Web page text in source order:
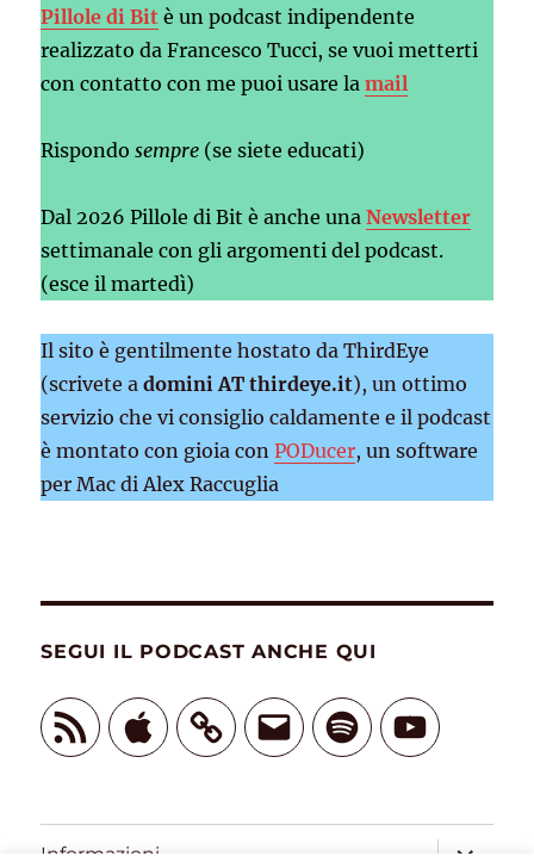
Pillole di Bit è un podcast indipendente
realizzato da Francesco Tucci, se vuoi metterti
con contatto con me puoi usare lamail
Rispondosempre (se siete educati)
Dal 2026 Pillole di Bit è anche unaNewsletter
settimanale con gli argomenti del podcast.
(esce il martedì)
Il sito è gentilmente hostato da ThirdEye
(scrivete adomini AT thirdeye.it), un ottimo
servizio che vi consiglio caldamente e il podcast
è montato con gioia conPODucer, un software
per Mac di Alex Raccuglia
SEGUI IL PODCAST ANCHE QUI
Feed
RSS
Apple Email Spotify YouTube
apri